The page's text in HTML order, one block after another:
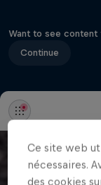
Want to see content
Continue
Ce site web
nécessaires.
des cookies